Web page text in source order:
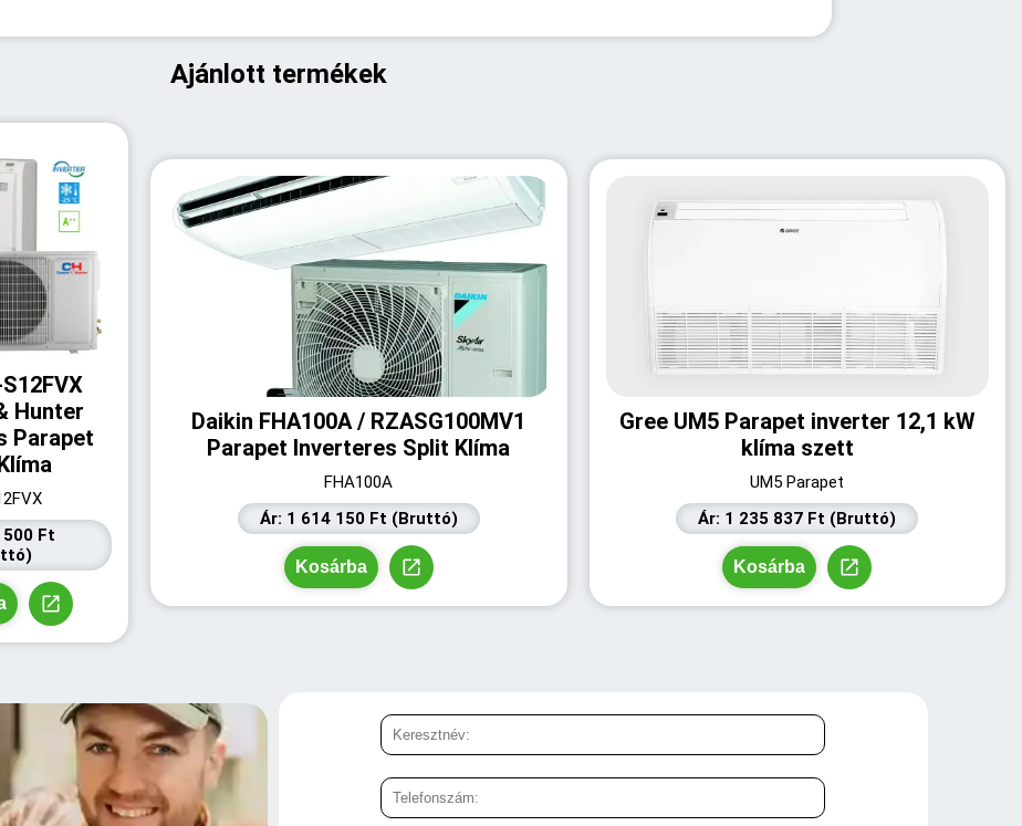
Ajánlott termékek
Hunter
Parapet
500 Ft
Daikin FHA100A / RZASG100MV1
Parapet Inverteres Split Klíma
FHA100A
Ár: 1 614 150 Ft (Bruttó)
Kosárba
Gree UM5 Parapet inverter 12,1 kW
klíma szett
UM5 Parapet
Ár: 1 235 837 Ft (Bruttó)
Kosárba